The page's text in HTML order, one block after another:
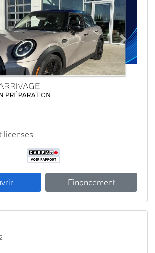
Next
licenses
Financement